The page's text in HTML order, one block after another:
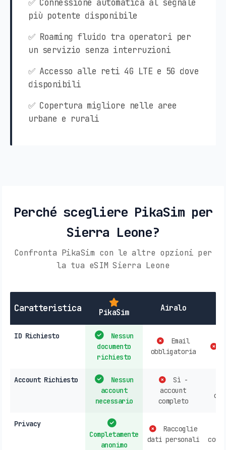
✅ Connessione automatica al segnale
più potente disponibile
✅ Roaming fluido tra operatori per
un servizio senza interruzioni
✅ Accesso alle reti 4G LTE e 5G dove
disponibili
✅ Copertura migliore nelle aree
urbane e rurali
Perché scegliere PikaSim per
Sierra Leone?
Confronta PikaSim con le altre opzioni per
la tua eSIM Sierra Leone
Caratteristica PikaSim Airalo
ID Richiesto
Nessun
documento
richiesto
Email
obbligatoria
Account Richiesto
Nessun
account
necessario
Sì -
account
completo
Privacy
Completamente
anonimo
Raccoglie
dati personali